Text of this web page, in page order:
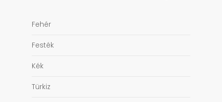
Fehér
Festék
Kék
Türkiz